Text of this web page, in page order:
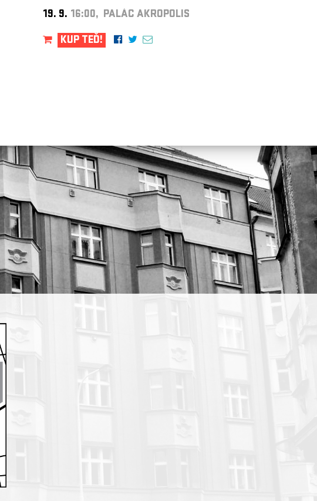
19. 9. 16:00, PALÁC AKROPOLIS
KUP TEĎ!